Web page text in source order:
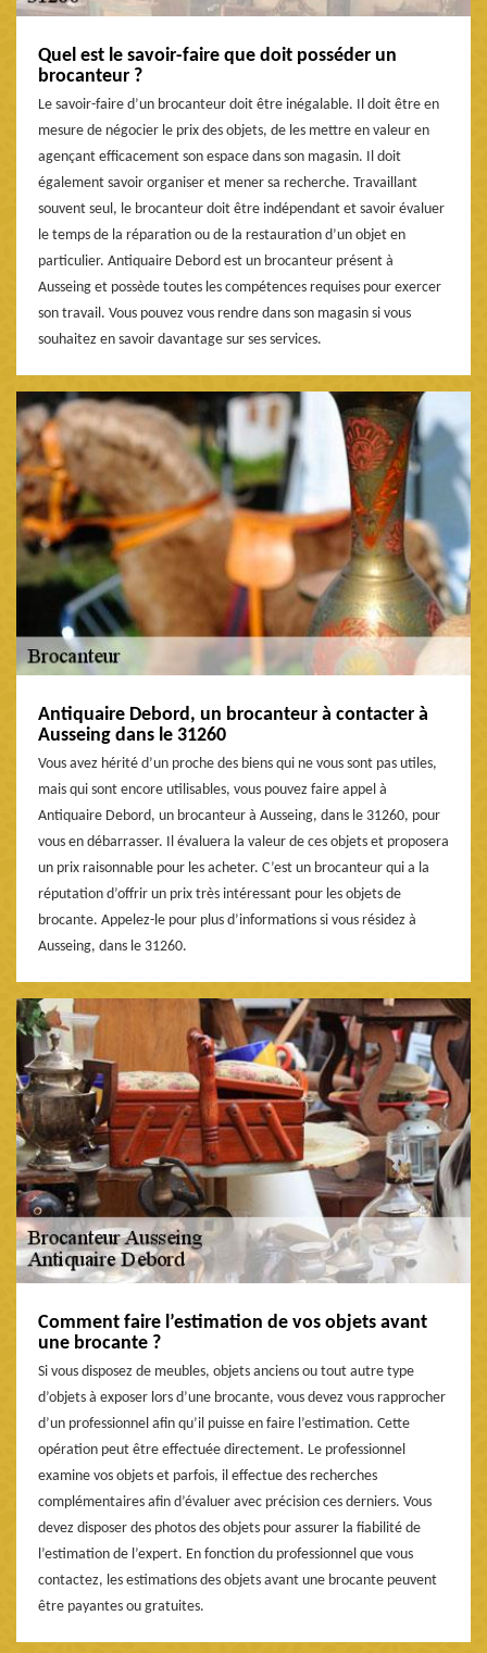
Quel est le savoir-faire que doit posséder un
brocanteur ?
Le savoir-faire d’un brocanteur doit être inégalable. Il doit être en
mesure de négocier le prix des objets, de les mettre en valeur en
agençant efficacement son espace dans son magasin. Il doit
également savoir organiser et mener sa recherche. Travaillant
souvent seul, le brocanteur doit être indépendant et savoir évaluer
le temps de la réparation ou de la restauration d’un objet en
particulier. Antiquaire Debord est un brocanteur présent à
Ausseing et possède toutes les compétences requises pour exercer
son travail. Vous pouvez vous rendre dans son magasin si vous
souhaitez en savoir davantage sur ses services.
Antiquaire Debord, un brocanteur à contacter à
Ausseing dans le 31260
Vous avez hérité d’un proche des biens qui ne vous sont pas utiles,
mais qui sont encore utilisables, vous pouvez faire appel à
Antiquaire Debord, un brocanteur à Ausseing, dans le 31260, pour
vous en débarrasser. Il évaluera la valeur de ces objets et proposera
un prix raisonnable pour les acheter. C’est un brocanteur qui a la
réputation d’offrir un prix très intéressant pour les objets de
brocante. Appelez-le pour plus d’informations si vous résidez à
Ausseing, dans le 31260.
Comment faire l’estimation de vos objets avant
une brocante ?
Si vous disposez de meubles, objets anciens ou tout autre type
d’objets à exposer lors d’une brocante, vous devez vous rapprocher
d’un professionnel afin qu’il puisse en faire l’estimation. Cette
opération peut être effectuée directement. Le professionnel
examine vos objets et parfois, il effectue des recherches
complémentaires afin d’évaluer avec précision ces derniers. Vous
devez disposer des photos des objets pour assurer la fiabilité de
l’estimation de l’expert. En fonction du professionnel que vous
contactez, les estimations des objets avant une brocante peuvent
être payantes ou gratuites.